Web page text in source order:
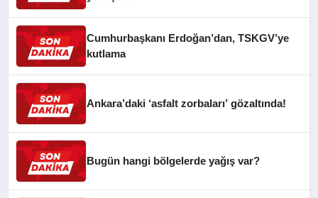
Cumhurbaşkanı Erdoğan’dan, TSKGV’ye
kutlama
Ankara’daki ‘asfalt zorbaları’ gözaltında!
Bugün hangi bölgelerde yağış var?